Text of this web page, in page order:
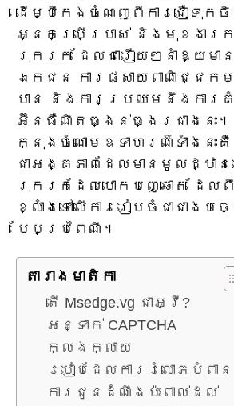
ដើម្បីកេងចំណេញពីការជឿទុ
អ្នកប្រើប្រាស់ និងមុខងារ
រុករក ដែលជារឿយៗនាំឱ្យមា
ឯកជន ការផ្សាយពាណិជ្ជក
បាន និងការប្រឈមនឹងការគំ
អ៊ីនធឺណិតធ្ងន់ធ្ងរជាងនេះ
ក្នុងចំណោមឧទាហរណ៍ទាំងនេះគឺ
ជាអង្គភាពដែលមានមូលដ្ឋា
រុករកដែលបោកបញ្ឆោត ដែល
ខ្លាំងទៅលើការរៀបចំជាជាងបច្
បែបប្រពៃណី។
តារាង​មាតិកា
តើ Msedge.vg ជាអ្វី?
អន្ទាក់ CAPTCHA
ក្លែងក្លាយ
របៀបដែលការរំលោភបំពាន
ការជូនដំណឹងប៉ះពាល់ដល់